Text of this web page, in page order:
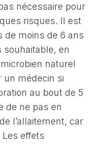
nécessaire pour
risques. Il est
de moins de 6 ans
souhaitable, en
naturel
un médecin si
au bout de 5
de ne pas en
l’allaitement, car
Les effets